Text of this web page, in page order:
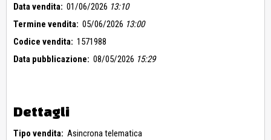
Data vendita: 01/06/2026 13:10
Termine vendita: 05/06/2026 13:00
Codice vendita: 1571988
Data pubblicazione: 08/05/2026 15:29
Dettagli
Tipo vendita: Asincrona telematica